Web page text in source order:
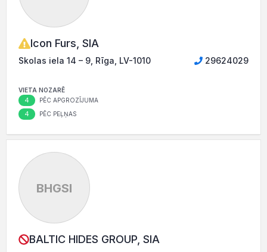
Icon Furs, SIA
Skolas iela 14 – 9, Rīga, LV-1010 29624029
VIETA NOZARĒ
4 PĒC APGROZĪJUMA
4 PĒC PEĻŅAS
BHGSI
BALTIC HIDES GROUP, SIA